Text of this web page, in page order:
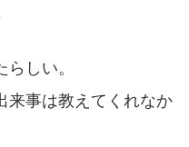
しい。
来事は教えてくれなか